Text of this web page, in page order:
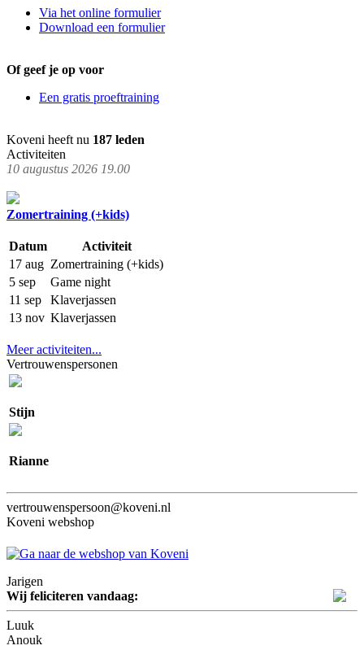
Via het online formulier
Download een formulier
Of geef je op voor
Een gratis proeftraining
Koveni heeft nu 187 leden
Activiteiten
10 augustus 2026 19.00
Zomertraining (+kids)
Datum
Activiteit
17 aug Zomertraining (+kids)
5 sep
Game night
11 sep
Klaverjassen
13 nov Klaverjassen
Meer activiteiten...
Vertrouwenspersonen
Stijn
Rianne
vertrouwenspersoon@koveni.nl
Koveni webshop
Jarigen
Wij feliciteren vandaag:
Luuk
Anouk